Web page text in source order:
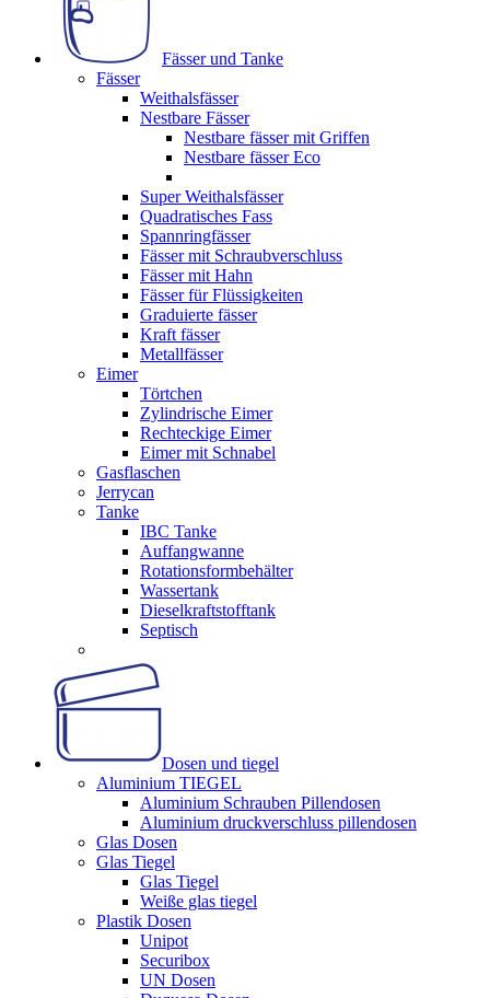
Fässer und Tanke
Fässer
Weithalsfässer
Nestbare Fässer
Nestbare fässer mit Griffen
Nestbare fässer Eco
Super Weithalsfässer
Quadratisches Fass
Spannringfässer
Fässer mit Schraubverschluss
Fässer mit Hahn
Fässer für Flüssigkeiten
Graduierte fässer
Kraft fässer
Metallfässer
Eimer
Törtchen
Zylindrische Eimer
Rechteckige Eimer
Eimer mit Schnabel
Gasflaschen
Jerrycan
Tanke
IBC Tanke
Auffangwanne
Rotationsformbehälter
Wassertank
Dieselkraftstofftank
Septisch
Dosen und tiegel
Aluminium TIEGEL
Aluminium Schrauben Pillendosen
Aluminium druckverschluss pillendosen
Glas Dosen
Glas Tiegel
Glas Tiegel
Weiße glas tiegel
Plastik Dosen
Unipot
Securibox
UN Dosen